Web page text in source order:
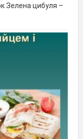
Зелена цибуля –